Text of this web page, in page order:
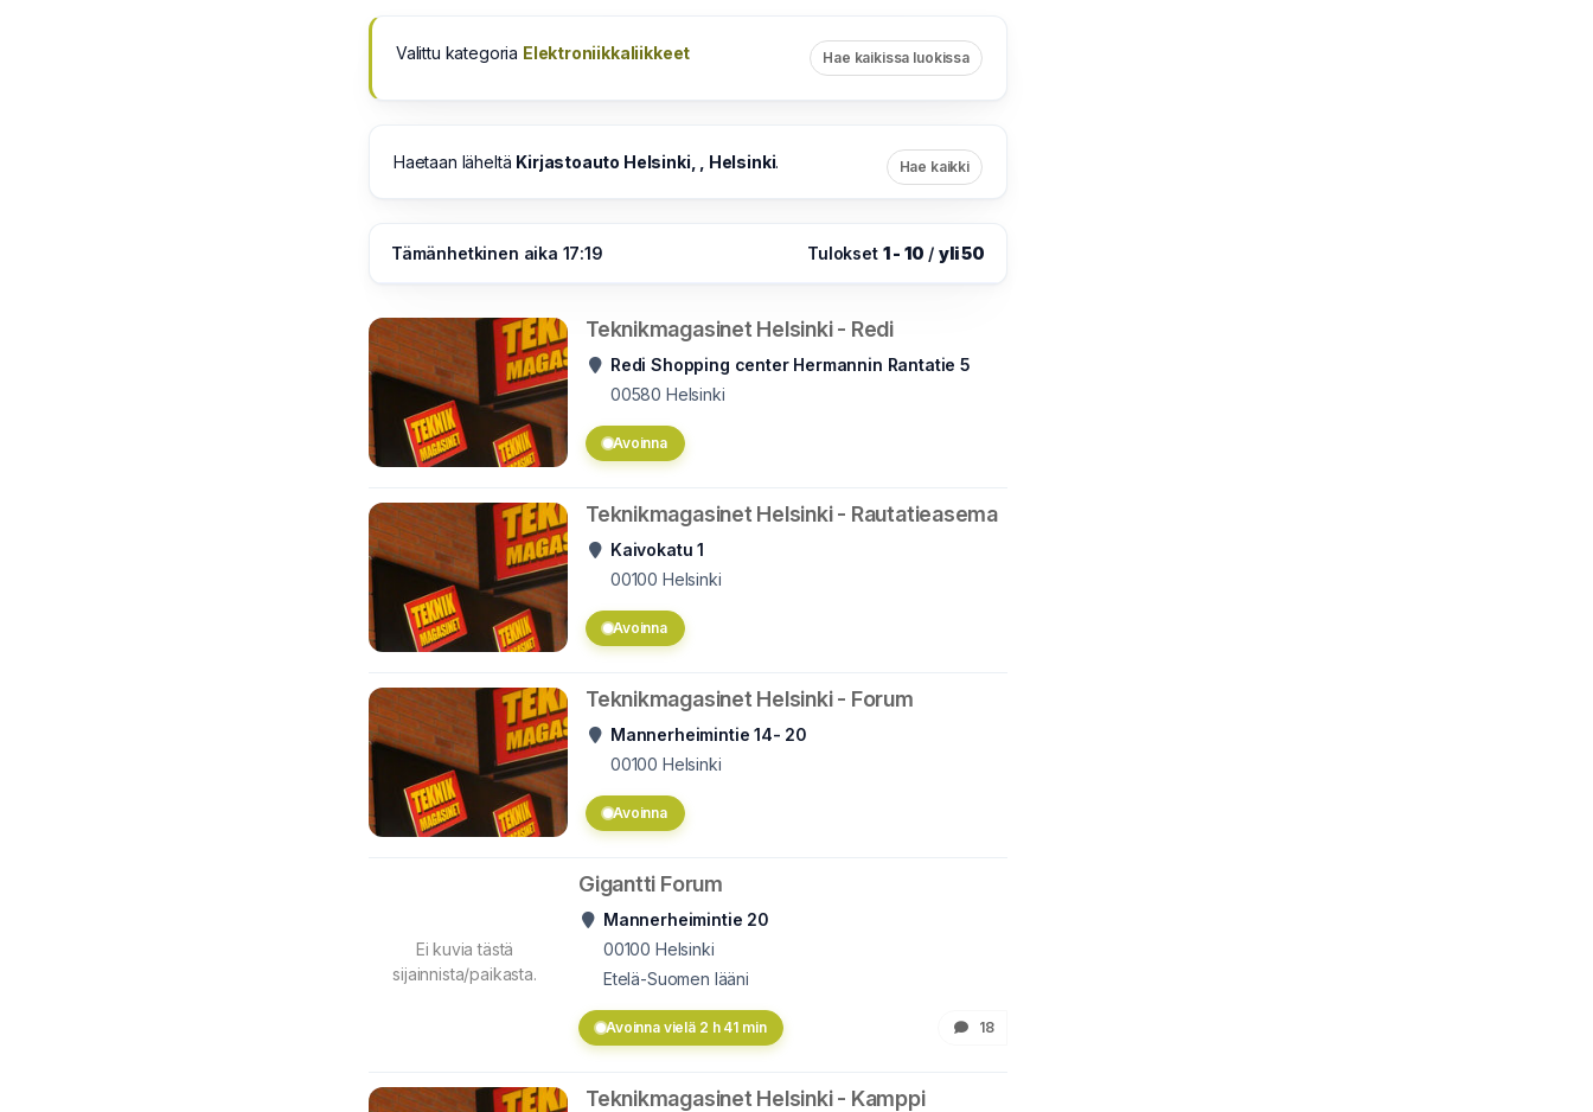
Valittu kategoria Elektroniikkaliikkeet Hae kaikissa luokissa
Haetaan läheltä Kirjastoauto Helsinki, , Helsinki. Hae kaikki
Tämänhetkinen aika 17:19 Tulokset 1 - 10 /yli 50
Teknikmagasinet Helsinki - Redi
Redi Shopping center Hermannin Rantatie 5
00580 Helsinki
Avoinna
Teknikmagasinet Helsinki - Rautatieasema
Kaivokatu 1
00100 Helsinki
Avoinna
Teknikmagasinet Helsinki - Forum
Mannerheimintie 14- 20
00100 Helsinki
Avoinna
Ei kuvia tästä
sijainnista/paikasta.
Gigantti Forum
Mannerheimintie 20
00100 Helsinki
Etelä-Suomen lääni
Avoinna vielä 2 h 41 min 18
Teknikmagasinet Helsinki - Kamppi